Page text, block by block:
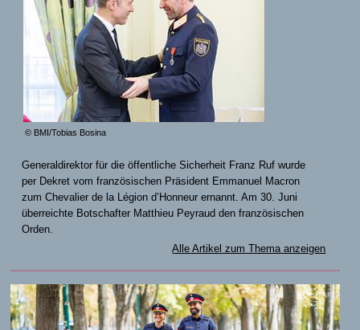
© BMI/Tobias Bosina
Generaldirektor für die öffentliche Sicherheit Franz Ruf wurde
per Dekret vom französischen Präsident Emmanuel Macron
zum Chevalier de la Légion d’Honneur ernannt. Am 30. Juni
überreichte Botschafter Matthieu Peyraud den französischen
Orden.
Alle Artikel zum Thema anzeigen